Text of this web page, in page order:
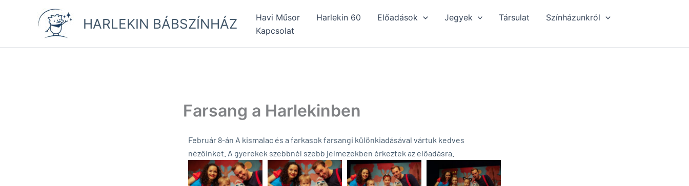
HARLEKIN BÁBSZÍNHÁZ Havi Műsor Harlekin 60 Előadások Jegyek Társulat
Színházunkról
Kapcsolat
Farsang a Harlekinben
Február 8-án A kismalac és a farkasok farsangi különkiadásával vártuk kedves
nézőinket. A gyerekek szebbnél szebb jelmezekben érkeztek az előadásra.